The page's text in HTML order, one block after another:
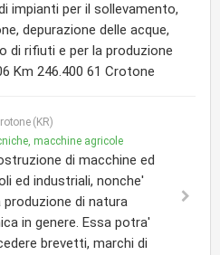
impianti per il sollevamento,
depurazione delle acque,
di rifiuti e per la produzione
Km 246.400 61 Crotone
(KR)
macchine agricole
di macchine ed
ed industriali, nonche'
produzione di natura
in genere. Essa potra'
brevetti, marchi di